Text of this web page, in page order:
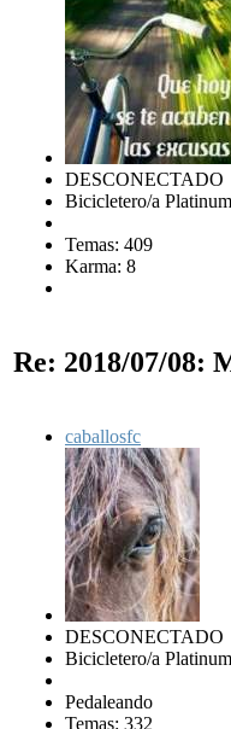
DESCONECTADO
Bicicletero/a Platinum
Temas: 409
Karma: 8
Re: 2018/07/08:
caballosfc
DESCONECTADO
Bicicletero/a Platinum
Pedaleando
Temas: 332